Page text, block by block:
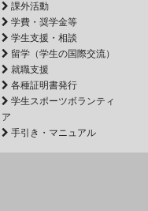
課外活動
学費・奨学金等
学生支援・相談
留学（学生の国際交流）
就職支援
各種証明書発行
学生スポーツボランティ
ア
手引き・マニュアル